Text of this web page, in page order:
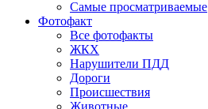
Самые просматриваемые
Фотофакт
Все фотофакты
ЖКХ
Нарушители ПДД
Дороги
Происшествия
Животные